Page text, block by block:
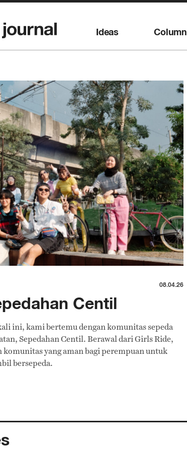
Ideas Column
08.04.26
Centil
ini, kami bertemu dengan komunitas sepeda
Sepedahan Centil. Berawal dari Girls Ride,
yang aman bagi perempuan untuk
bersepeda.